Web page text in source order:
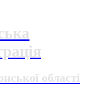
області